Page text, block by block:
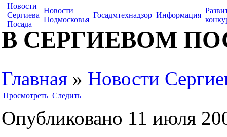
Новости
Сергиева
Посада
Новости
Подмосковья
Госадмтехнадзор Информация
В СЕРГИЕВОМ
Главная » Новости
Просмотреть Следить
Опубликовано 11 июля